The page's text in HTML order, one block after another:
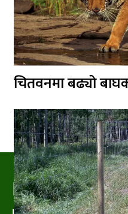
चितवनमा बढ्यो